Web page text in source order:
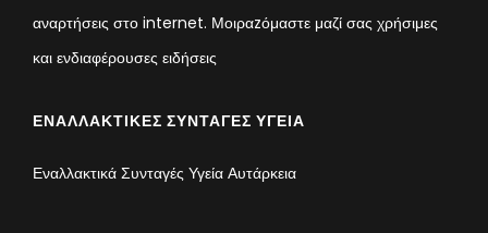
αναρτήσεις στο internet. Μοιραzόμαστε μαζί σας χρήσιμες
και ενδιαφέρουσες ειδήσεις
ΕΝΑΛΛΑΚΤΙΚΈΣ ΣΥΝΤΑΓΈΣ ΥΓΕΊΑ
Εναλλακτικά Συνταγές Υγεία Αυτάρκεια